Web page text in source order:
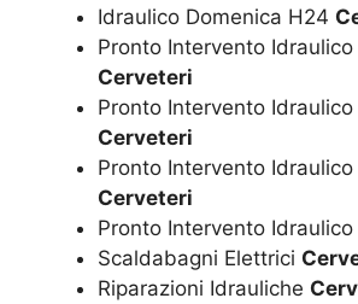
Idraulico Domenica H24
Pronto Intervento
Cerveteri
Pronto Intervento Idraulico
Cerveteri
Pronto Intervento
Cerveteri
Pronto Intervento Idraulico
Scaldabagni Elettrici
Riparazioni Idrauliche